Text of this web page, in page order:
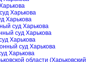
Харькова
Харькова
суд Харькова
суд Харькова
Харькова
суд Харькова
Харькова
области (Харьковский